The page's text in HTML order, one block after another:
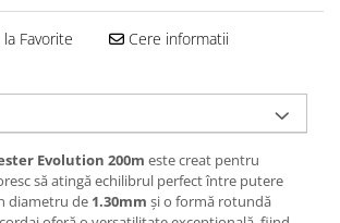
Favorite Cere informatii
Evolution 200m este creat pentru
să atingă echilibrul perfect între putere
diametru de 1.30mm și o formă rotundă